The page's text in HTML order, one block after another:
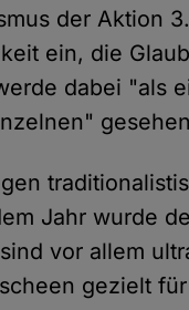
der Aktion
ein, die
dabei "als
Jahr wurde
vor allem
gezielt